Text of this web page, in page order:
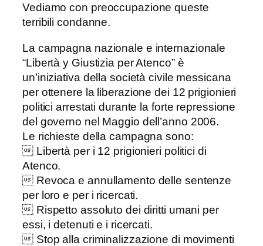
Vediamo con preoccupazione queste
terribili condanne.
La campagna nazionale e internazionale
“Libertà y Giustizia per Atenco” è
un’iniziativa della società civile messicana
per ottenere la liberazione dei 12 prigionieri
politici arrestati durante la forte repressione
del governo nel Maggio dell’anno 2006.
Le richieste della campagna sono:
Libertà per i 12 prigionieri politici di
Atenco.
Revoca e annullamento delle sentenze
per loro e per i ricercati.
Rispetto assoluto dei diritti umani per
essi, i detenuti e i ricercati.
Stop alla criminalizzazione di movimenti